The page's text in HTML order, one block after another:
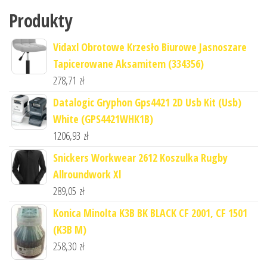
Produkty
Vidaxl Obrotowe Krzesło Biurowe Jasnoszare
Tapicerowane Aksamitem (334356)
278,71 zł
Datalogic Gryphon Gps4421 2D Usb Kit (Usb)
White (GPS4421WHK1B)
1206,93 zł
Snickers Workwear 2612 Koszulka Rugby
Allroundwork Xl
289,05 zł
Konica Minolta K3B BK BLACK CF 2001, CF 1501
(K3B M)
258,30 zł